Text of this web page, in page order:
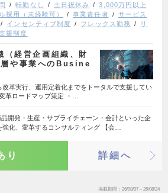
転勤なし 土日祝休み
3,000万円以上
採用（未経験可） 事業責任者
サービス
インセンティブ制度 フレックス勤務
リ
援制度
（経営企画組織、財
や事業へのBusine
革実行、運用定着化までをトータルで支援してい
革ロードマップ策定 ・…
品開発・生産・サプライチェーン・会計といった企
化、変革するコンサルティング 【会…
り 詳細へ
掲載期間 26/08/07～26/08/24